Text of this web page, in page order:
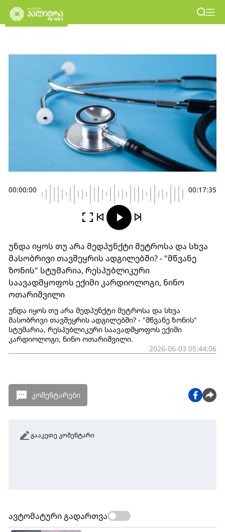
00:00:00 00:17:35
უნდა იყოს თუ არა მედპუნქტი მეტროსა და სხვა
მასობრივი თავშეყრის ადგილებში? - "მწვანე
ზონის" სტუმარია, რესპუბლიკური
საავადმყოფოს ექიმი კარდიოლოგი, ნინო
ოთარიშვილი
უნდა იყოს თუ არა მედპუნქტი მეტროსა და სხვა
მასობრივი თავშეყრის ადგილებში? - "მწვანე ზონის"
სტუმარია, რესპუბლიკური საავადმყოფოს ექიმი
კარდიოლოგი, ნინო ოთარიშვილი.
2026-06-03 05:44:06
კომენტარები
გააკეთე კომენტარი
ავტომატური გადართვა